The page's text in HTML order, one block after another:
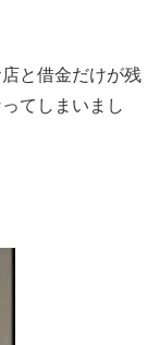
と借金だけが残
てしまいまし